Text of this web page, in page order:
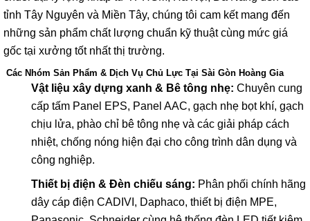
tỉnh Tây Nguyên và Miền Tây, chúng tôi cam kết mang đến
những sản phẩm chất lượng chuẩn kỹ thuật cùng mức giá
gốc tại xưởng tốt nhất thị trường.
Các Nhóm Sản Phẩm & Dịch Vụ Chủ Lực Tại Sài Gòn Hoàng Gia
Vật liệu xây dựng xanh & Bê tông nhẹ: Chuyên cung
cấp tấm Panel EPS, Panel AAC, gạch nhẹ bọt khí, gạch
chịu lửa, phào chỉ bê tông nhẹ và các giải pháp cách
nhiệt, chống nóng hiện đại cho công trình dân dụng và
công nghiệp.
Thiết bị điện & Đèn chiếu sáng: Phân phối chính hãng
dây cáp điện CADIVI, Daphaco, thiết bị điện MPE,